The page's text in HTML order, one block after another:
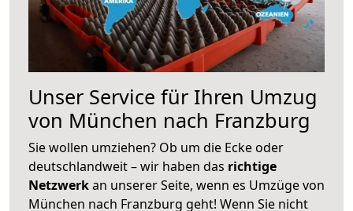
Unser Service für Ihren Umzug
von München nach Franzburg
Sie wollen umziehen? Ob um die Ecke oder
deutschlandweit – wir haben das richtige
Netzwerkan unserer Seite, wenn es Umzüge von
München nach Franzburg geht! Wenn Sie nicht